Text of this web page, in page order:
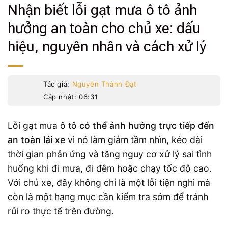
Nhận biết lỗi gạt mưa ô tô ảnh
hưởng an toàn cho chủ xe: dấu
hiệu, nguyên nhân và cách xử lý
Tác giả: Nguyễn Thành Đạt
Cập nhật: 06:31
Lỗi gạt mưa ô tô có thể ảnh hưởng trực tiếp đến
an toàn lái xe vì nó làm giảm tầm nhìn, kéo dài
thời gian phản ứng và tăng nguy cơ xử lý sai tình
huống khi đi mưa, đi đêm hoặc chạy tốc độ cao.
Với chủ xe, đây không chỉ là một lỗi tiện nghi mà
còn là một hạng mục cần kiểm tra sớm để tránh
rủi ro thực tế trên đường.